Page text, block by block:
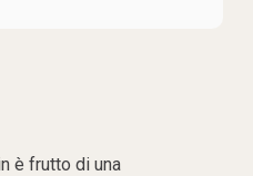
è frutto di una